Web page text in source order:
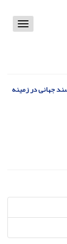
Toggle
جهانی در زمینه